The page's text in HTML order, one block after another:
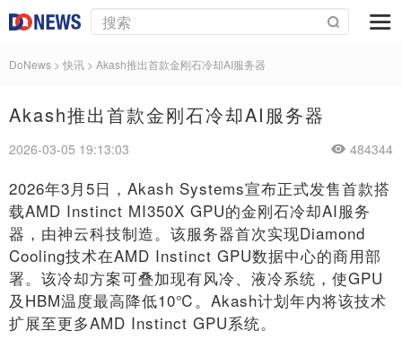
DoNews > 快讯 > Akash推出首款金刚石冷却AI服务器
Akash推出首款金刚石冷却AI服务器
2026-03-05 19:13:03 484344
2026年3月5日，Akash Systems宣布正式发售首款搭
载AMD Instinct MI350X GPU的金刚石冷却AI服务
器，由神云科技制造。该服务器首次实现Diamond
Cooling技术在AMD Instinct GPU数据中心的商用部
署。该冷却方案可叠加现有风冷、液冷系统，使GPU
及HBM温度最高降低10℃。Akash计划年内将该技术
扩展至更多AMD Instinct GPU系统。